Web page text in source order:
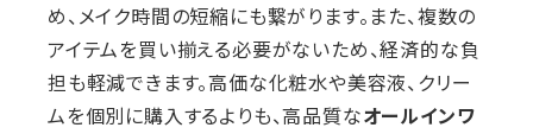
め、メイク時間の短縮にも繋がります。また、複数の
アイテムを買い揃える必要がないため、経済的な負
担も軽減できます。高価な化粧水や美容液、クリー
ムを個別に購入するよりも、高品質なオールインワ